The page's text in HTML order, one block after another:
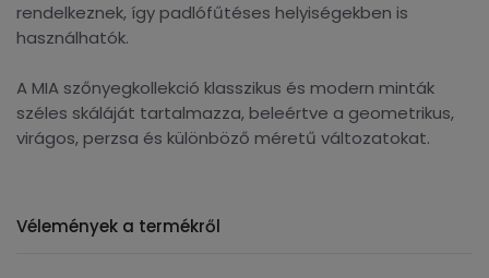
rendelkeznek, így padlófűtéses helyiségekben is
használhatók.
A MIA szőnyegkollekció klasszikus és modern minták
széles skáláját tartalmazza, beleértve a geometrikus,
virágos, perzsa és különböző méretű változatokat.
Vélemények a termékről